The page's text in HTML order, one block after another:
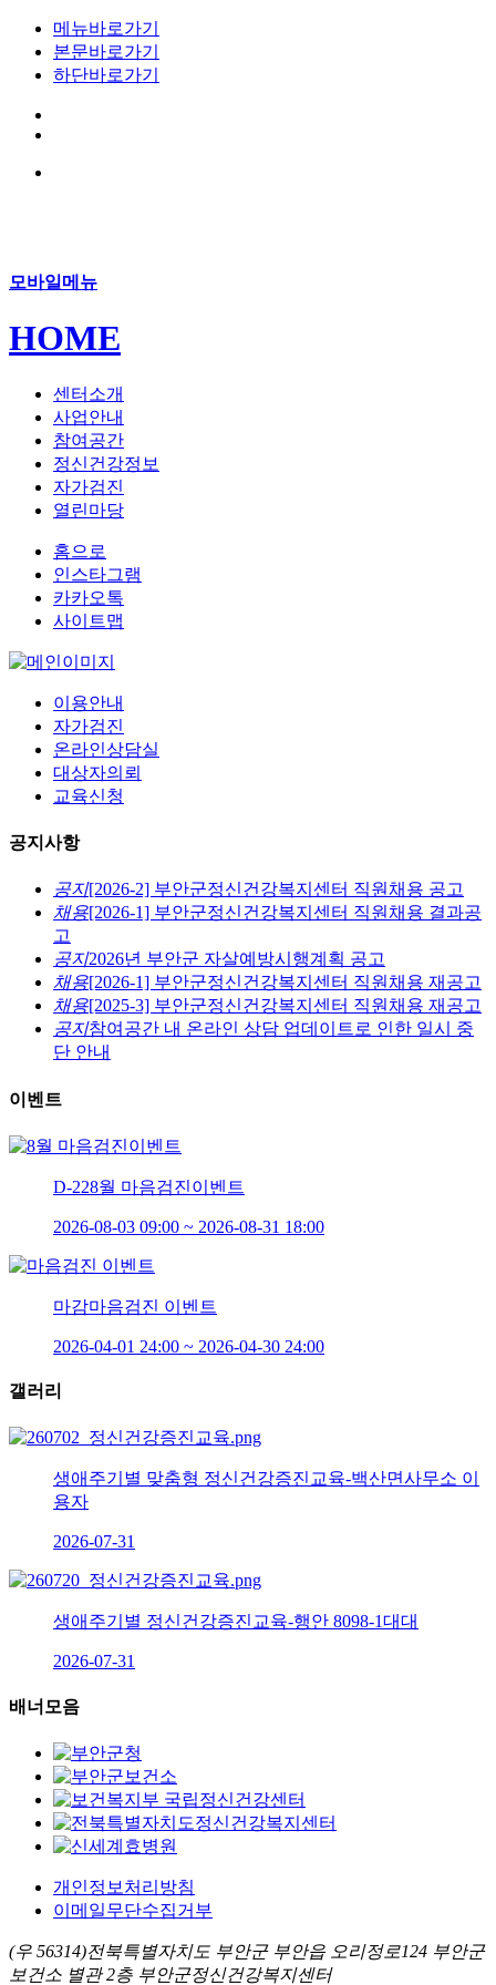
메뉴바로가기
본문바로가기
하단바로가기
모바일메뉴
HOME
센터소개
사업안내
참여공간
정신건강정보
자가검진
열린마당
홈으로
인스타그램
카카오톡
사이트맵
이용안내
자가검진
온라인상담실
대상자의뢰
교육신청
공지사항
공지[2026-2] 부안군정신건강복지센터 직원채용 공고
채용[2026-1] 부안군정신건강복지센터 직원채용 결과공
고
공지2026년 부안군 자살예방시행계획 공고
채용[2026-1] 부안군정신건강복지센터 직원채용 재공고
채용[2025-3] 부안군정신건강복지센터 직원채용 재공고
공지참여공간 내 온라인 상담 업데이트로 인한 일시 중
단 안내
이벤트
D-228월 마음검진이벤트
2026-08-03 09:00 ~ 2026-08-31 18:00
마감마음검진 이벤트
2026-04-01 24:00 ~ 2026-04-30 24:00
갤러리
생애주기별 맞춤형 정신건강증진교육-백산면사무소 이
용자
2026-07-31
생애주기별 정신건강증진교육-행안 8098-1대대
2026-07-31
배너모음
개인정보처리방침
이메일무단수집거부
(우 56314)전북특별자치도 부안군 부안읍 오리정로124 부안군
보건소 별관 2층 부안군정신건강복지센터